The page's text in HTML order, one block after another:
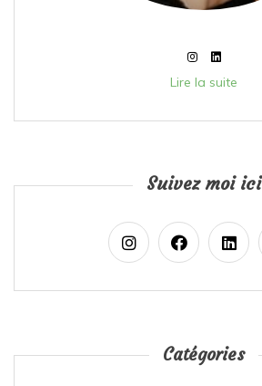
Lire la suite
Suivez moi ici
Catégories